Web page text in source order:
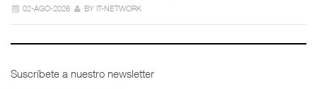
02-AGO-2026 BY IT-NETWORK
Suscríbete a nuestro newsletter